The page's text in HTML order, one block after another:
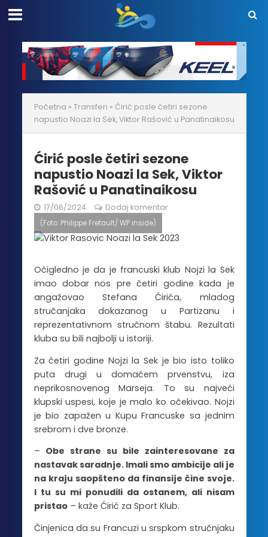
Početna » Transferi » Ćirić posle četiri sezone
napustio Noazi la Sek, Viktor Rašović u Panatinaikosu
Ćirić posle četiri sezone
napustio Noazi la Sek, Viktor
Rašović u Panatinaikosu
17/06/2024 Dodaj komentar
(Foto: Philippe Fretault/ WP inside)
Očigledno je da je francuski klub Nojzi la Sek
imao dobar nos pre četiri godine kada je
angažovao Stefana Ćirića, mladog
stručanjaka dokazanog u Partizanu i
reprezentativnom stručnom štabu. Rezultati
kluba su bili najbolji u istoriji.
Za četiri godine Nojzi la Sek je bio isto toliko
puta drugi u domaćem prvenstvu, iza
neprikosnovenog Marseja. To su najveći
klupski uspesi, koje je malo ko očekivao. Nojzi
je bio zapažen u Kupu Francuske sa jednim
srebrom i dve bronze.
– Obe strane su bile zainteresovane za
nastavak saradnje. Imali smo ambicije ali je
na kraju saopšteno da finansije čine svoje.
I tu su mi ponudili da ostanem, ali nisam
pristao– kaže Ćirić za Sport Klub.
Činjenica da su Francuzi u srspkom stručnjaku